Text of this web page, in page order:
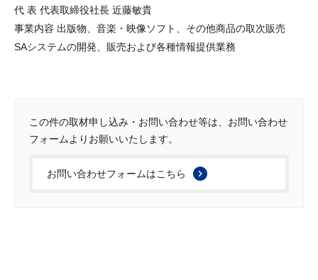
代 表 代表取締役社長 近藤敏貴
事業内容 出版物、音楽・映像ソフト、その他商品の取次販売
SAシステムの開発、販売および各種情報提供業務
この件の取材申し込み・お問い合わせ等は、お問い合わせ
フォームよりお願いいたします。
お問い合わせフォームはこちら